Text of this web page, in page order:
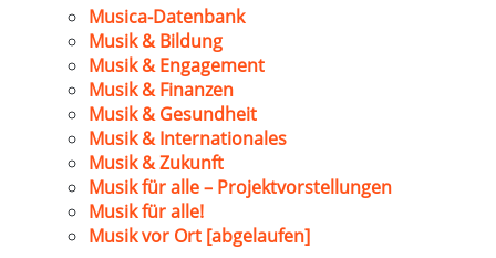
Musica-Datenbank
Musik & Bildung
Musik & Engagement
Musik & Finanzen
Musik & Gesundheit
Musik & Internationales
Musik & Zukunft
Musik für alle – Projektvorstellungen
Musik für alle!
Musik vor Ort [abgelaufen]